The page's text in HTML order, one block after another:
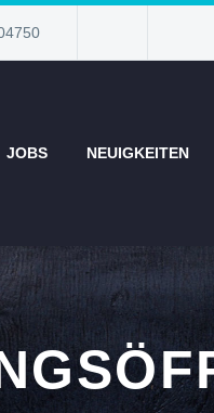
JOBS NEUIGKEITEN